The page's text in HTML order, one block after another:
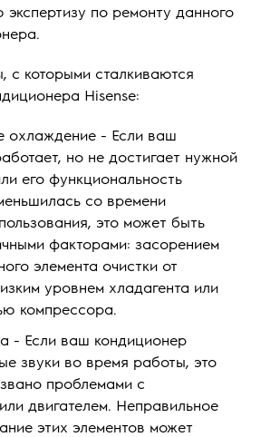
по ремонту данного
с которыми сталкиваются
Hisense:
охлаждение - Если ваш
но не достигает нужной
его функциональность
со времени
это может быть
факторами: засорением
элемента очистки от
уровнем хладагента или
компрессора.
- Если ваш кондиционер
звуки во время работы, это
проблемами с
двигателем. Неправильное
этих элементов может